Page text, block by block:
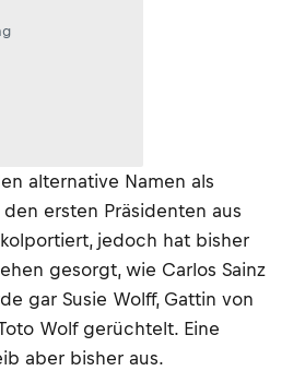
alternative Namen als
ersten Präsidenten aus
jedoch hat bisher
gesorgt, wie Carlos Sainz
gar Susie Wolff, Gattin von
Wolf gerüchtelt. Eine
aber bisher aus.